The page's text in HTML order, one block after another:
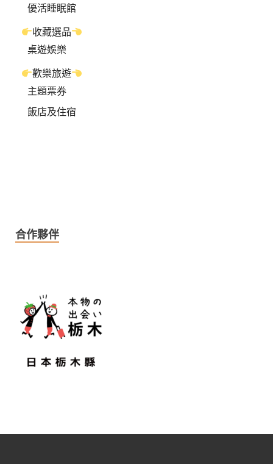
優活睡眠館
收藏選品
桌遊娛樂
歡樂旅遊
主題票券
飯店及住宿
合作夥伴